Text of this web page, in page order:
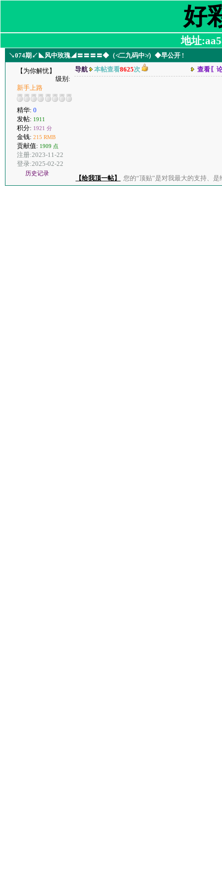
好
地址
↘074期↙◣风中玫瑰◢〓〓〓〓◆（≮二九码中≯）◆早公开 !
【为你解忧】
级别:
新手上路
精华: 0
发帖: 1911
积分: 1921 分
金钱: 215 RMB
贡献值: 1909 点
注册:2023-11-22
登录:2025-02-22
历史记录
导航 本帖查看8625次 查看〖
【给我顶一帖】 您的“顶贴”是对我最大的支持、